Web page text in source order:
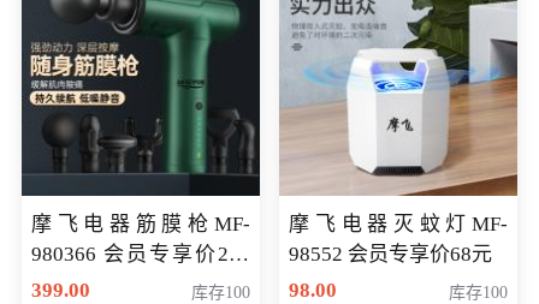
摩飞电器筋膜枪MF-
980366 会员专享价299
元
399.00 库存100
摩飞电器灭蚊灯MF-
98552 会员专享价68元
98.00
库存100